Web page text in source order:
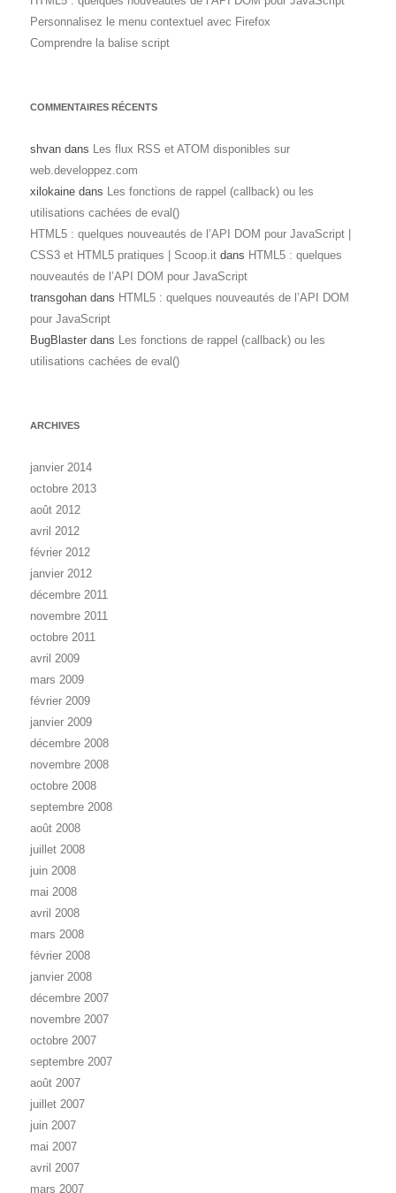
Personnalisez le menu contextuel avec Firefox
Comprendre la balise script
COMMENTAIRES RÉCENTS
shvan dans Les flux RSS et ATOM disponibles sur
web.developpez.com
xilokaine dans Les fonctions de rappel (callback) ou les
utilisations cachées de eval()
HTML5 : quelques nouveautés de l’API DOM pour JavaScript |
CSS3 et HTML5 pratiques | Scoop.it dans HTML5 : quelques
nouveautés de l’API DOM pour JavaScript
transgohan dans HTML5 : quelques nouveautés de l’API DOM
pour JavaScript
BugBlaster dans Les fonctions de rappel (callback) ou les
utilisations cachées de eval()
ARCHIVES
janvier 2014
octobre 2013
août 2012
avril 2012
février 2012
janvier 2012
décembre 2011
novembre 2011
octobre 2011
avril 2009
mars 2009
février 2009
janvier 2009
décembre 2008
novembre 2008
octobre 2008
septembre 2008
août 2008
juillet 2008
juin 2008
mai 2008
avril 2008
mars 2008
février 2008
janvier 2008
décembre 2007
novembre 2007
octobre 2007
septembre 2007
août 2007
juillet 2007
juin 2007
mai 2007
avril 2007
mars 2007